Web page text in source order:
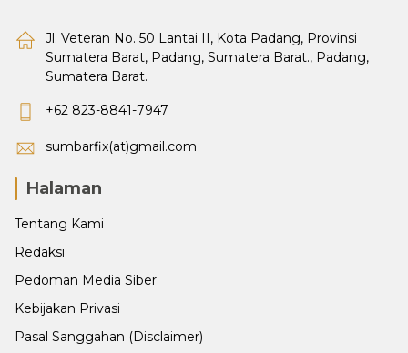
Jl. Veteran No. 50 Lantai II, Kota Padang, Provinsi
Sumatera Barat, Padang, Sumatera Barat., Padang,
Sumatera Barat.
+62 823-8841-7947
sumbarfix(at)gmail.com
Halaman
Tentang Kami
Redaksi
Pedoman Media Siber
Kebijakan Privasi
Pasal Sanggahan (Disclaimer)